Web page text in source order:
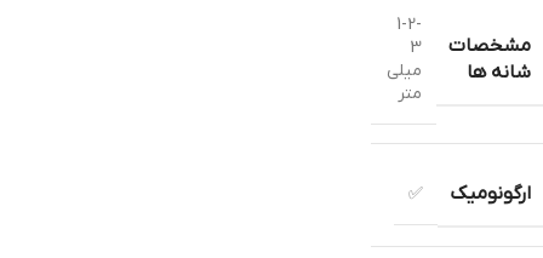
مشخصات
شانه ها
1-2-
3
میلی
متر
ارگونومیک ✅